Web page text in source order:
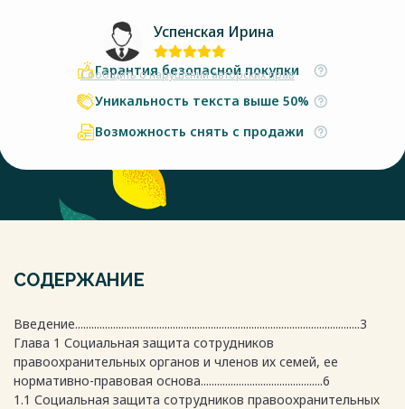
Успенская Ирина
Сообщить о нарушении авторских прав
Гарантия безопасной покупки
Уникальность текста выше 50%
Возможность снять с продажи
СОДЕРЖАНИЕ
Введение.........................................................................................................3
Глава 1 Социальная защита сотрудников
правоохранительных органов и членов их семей, ее
нормативно-правовая основа.............................................6
1.1 Социальная защита сотрудников правоохранительных